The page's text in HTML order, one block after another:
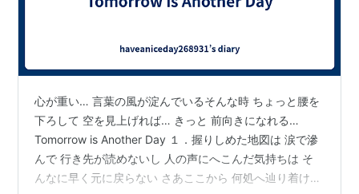
心が重い… 言葉の風が淀んでいるそんな時 ちょっと腰を
下ろして 空を見上げれば… きっと 前向きになれる…
Tomorrow is Another Day １．握りしめた地図は 涙で滲
んで 行き先が読めないし 人の声にへこんだ気持ちは そ
んなに早く元に戻らない さあここから 何処へ辿り着ける